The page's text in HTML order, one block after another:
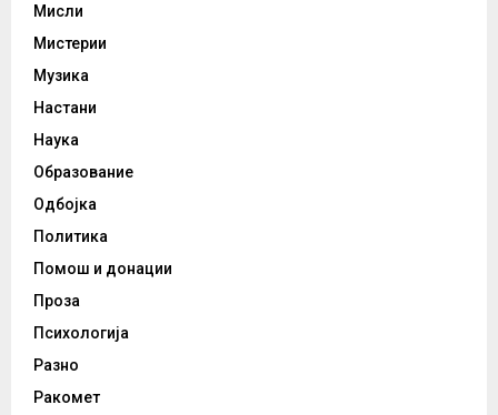
Мисли
Мистерии
Музика
Настани
Наука
Образование
Одбојка
Политика
Помош и донации
Проза
Психологија
Разно
Ракомет